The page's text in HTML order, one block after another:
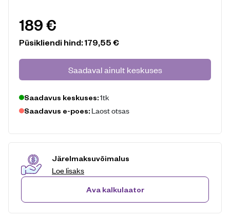
189€
Püsikliendi hind:179,55€
Saadaval ainult keskuses
Saadavus keskuses:1tk
Saadavus e-poes: Laost otsas
Järelmaksuvõimalus
Loe lisaks
Ava kalkulaator